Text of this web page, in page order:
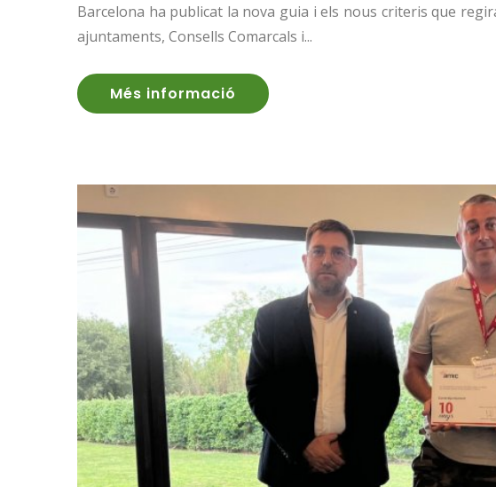
Barcelona ha publicat la nova guia i els nous criteris que
ajuntaments, Consells Comarcals i...
Més informació